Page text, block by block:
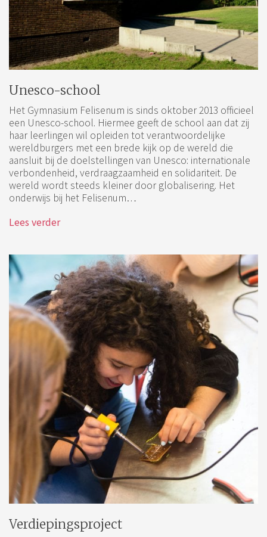
Unesco-school
Het Gymnasium Felisenum is sinds oktober 2013 officieel
een Unesco-school. Hiermee geeft de school aan dat zij
haar leerlingen wil opleiden tot verantwoordelijke
wereldburgers met een brede kijk op de wereld die
aansluit bij de doelstellingen van Unesco: internationale
verbondenheid, verdraagzaamheid en solidariteit. De
wereld wordt steeds kleiner door globalisering. Het
onderwijs bij het Felisenum…
Lees verder
Verdiepingsproject